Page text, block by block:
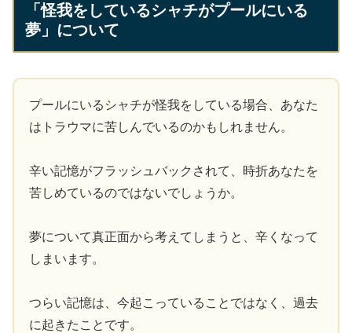
「怪我をしているシャチがプールにいる
夢」について
プールにいるシャチが怪我をしている場合、あなた
はトラウマに苦しんでいるのかもしれません。
辛い記憶がフラッシュバックされて、時折あなたを
苦しめているのではないでしょうか。
夢について真正面から考えてしまうと、辛くなって
しまいます。
つらい記憶は、今起こっていることではなく、過去
に起きたことです。